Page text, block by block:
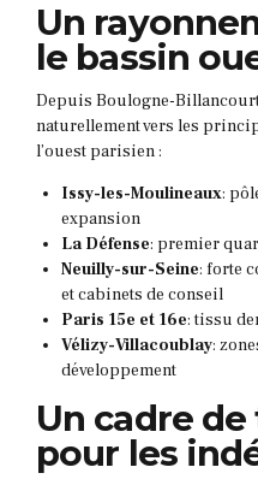
Un
le bassin
Depuis Boulogne-
naturellement vers les
l’ouest parisien :
Issy-les-Moulineaux:
expansion
La Défense: premier
Neuilly-sur-Seine: forte
et cabinets de conseil
Paris 15e et 16e: tissu
Vélizy-Villacoublay:
développement
Un cadre
pour les